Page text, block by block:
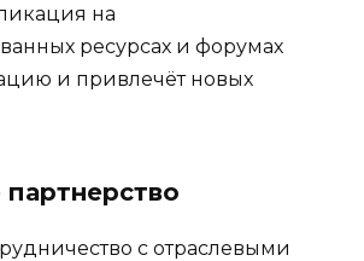
на
ресурсах и форумах
и привлечёт новых
партнерство
с отраслевыми